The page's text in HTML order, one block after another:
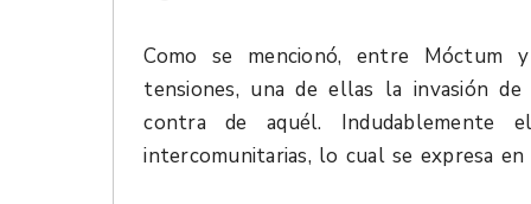
Como se mencionó, entre Móctum
tensiones, una de ellas la invasión
contra de aquél. Indudablemente
intercomunitarias, lo cual se expresa